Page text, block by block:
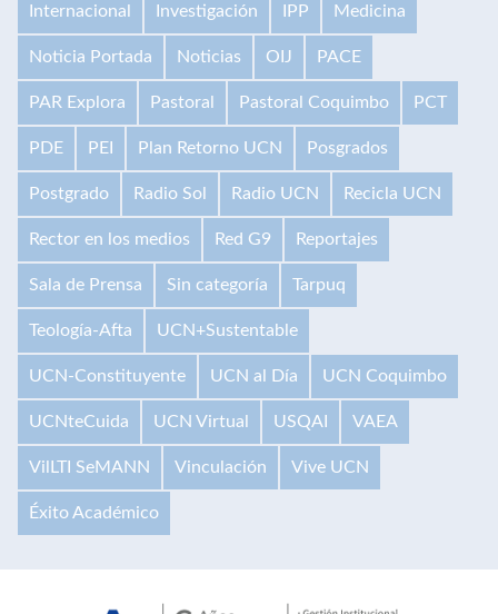
Internacional Investigación IPP Medicina
Noticia Portada Noticias OIJ PACE
PAR Explora Pastoral Pastoral Coquimbo PCT
PDE PEI Plan Retorno UCN Posgrados
Postgrado Radio Sol Radio UCN Recicla UCN
Rector en los medios Red G9 Reportajes
Sala de Prensa Sin categoría Tarpuq
Teología-Afta UCN+Sustentable
UCN-Constituyente UCN al Día UCN Coquimbo
UCNteCuida UCN Virtual USQAI VAEA
VilLTI SeMANN Vinculación Vive UCN
Éxito Académico